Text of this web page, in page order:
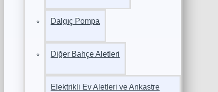
Dalgıç Pompa
Diğer Bahçe Aletleri
Elektrikli Ev Aletleri ve Ankastre